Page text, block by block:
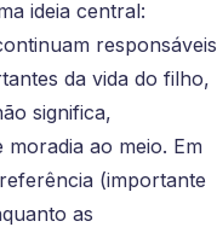
ideia central:
responsáveis
da vida do filho,
significa,
ao meio. Em
(importante
as